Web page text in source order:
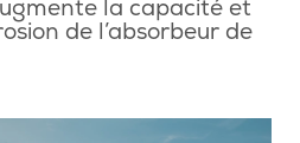
la capacité et
de l’absorbeur de